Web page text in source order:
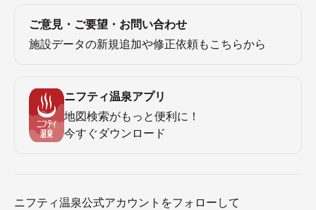
ご意見・ご要望・お問い合わせ
施設データの新規追加や修正依頼もこちらから
ニフティ温泉アプリ
地図検索がもっと便利に！
今すぐダウンロード
ニフティ温泉公式アカウントをフォローして